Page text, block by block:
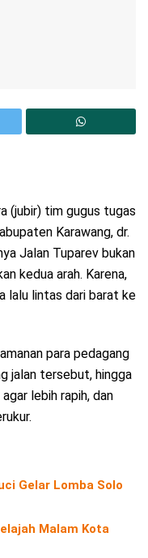
(jubir) tim gugus tugas
Karawang, dr.
Jalan Tuparev bukan
kedua arah. Karena,
lalu lintas dari barat ke
para pedagang
jalan tersebut, hingga
lebih rapih, dan
Gelar Lomba Solo
Malam Kota